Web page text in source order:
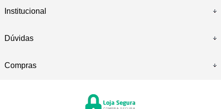
Institucional
Dúvidas
Compras